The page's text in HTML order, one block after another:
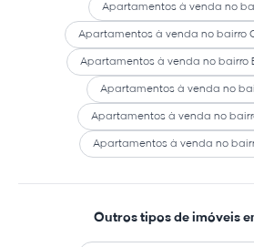
Apartamentos à venda no
Apartamentos à venda no bairro
Apartamentos à venda no bairro
Apartamentos à venda no
Apartamentos à venda no
Apartamentos à venda no
Outros tipos de imóveis